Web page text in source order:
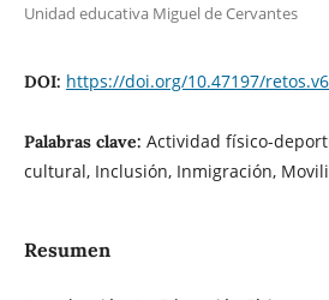
Unidad educativa Miguel de Cervantes
DOI: https://doi.org/10.47197/
Palabras clave: Actividad físico-
cultural, Inclusión, Inmigración,
Resumen